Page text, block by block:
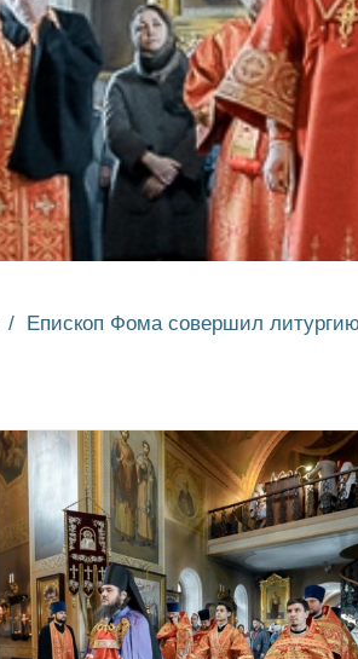
Епископ Фома совершил